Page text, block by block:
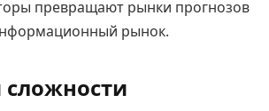
превращают рынки прогнозов
рынок.
сложности